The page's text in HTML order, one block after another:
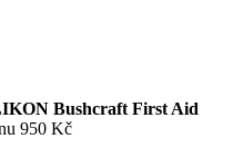
Bushcraft First Aid
950 Kč